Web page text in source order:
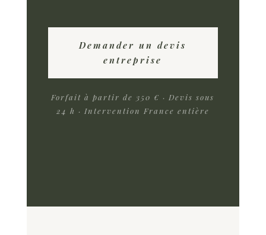
Demander un devis
entreprise
Forfait à partir de 350 € · Devis sous
24 h · Intervention France entière